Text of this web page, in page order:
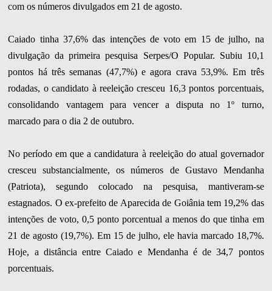
com os números divulgados em 21 de agosto.
Caiado tinha 37,6% das intenções de voto em 15 de julho, na
divulgação da primeira pesquisa Serpes/O Popular. Subiu 10,1
pontos há três semanas (47,7%) e agora crava 53,9%. Em três
rodadas, o candidato à reeleição cresceu 16,3 pontos porcentuais,
consolidando vantagem para vencer a disputa no 1º turno,
marcado para o dia 2 de outubro.
No período em que a candidatura à reeleição do atual governador
cresceu substancialmente, os números de Gustavo Mendanha
(Patriota), segundo colocado na pesquisa, mantiveram-se
estagnados. O ex-prefeito de Aparecida de Goiânia tem 19,2% das
intenções de voto, 0,5 ponto porcentual a menos do que tinha em
21 de agosto (19,7%). Em 15 de julho, ele havia marcado 18,7%.
Hoje, a distância entre Caiado e Mendanha é de 34,7 pontos
porcentuais.